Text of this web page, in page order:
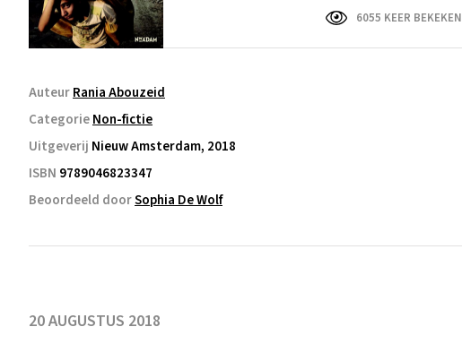
6055 KEER BEKEKEN
AuteurRania Abouzeid
CategorieNon-fictie
Uitgeverij Nieuw Amsterdam, 2018
ISBN 9789046823347
Beoordeeld doorSophia De Wolf
20 AUGUSTUS 2018